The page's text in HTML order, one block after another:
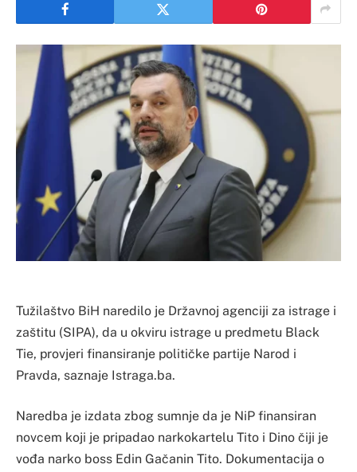
Tužilaštvo BiH naredilo je Državnoj agenciji za istrage i
zaštitu (SIPA), da u okviru istrage u predmetu Black
Tie, provjeri finansiranje političke partije Narod i
Pravda, saznaje Istraga.ba.
Naredba je izdata zbog sumnje da je NiP finansiran
novcem koji je pripadao narkokartelu Tito i Dino čiji je
vođa narko boss Edin Gačanin Tito. Dokumentacija o